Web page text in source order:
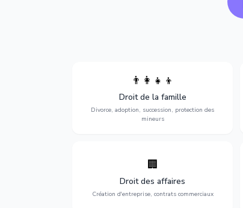
👨‍👩‍👧‍👦
Droit de la famille
Divorce, adoption, succession, protection des
mineurs
succession et protection des personnes
vulnérables.
🏢
Droit des affaires
Création d'entreprise, contrats commerciaux
Accompagnement complet pour votre
entreprise : création, contrats
commerciaux, concurrence et litiges.